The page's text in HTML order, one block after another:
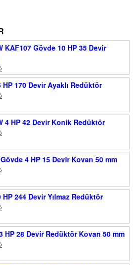
KAF107 Gövde 10 HP 35 Devir
170 Devir Ayaklı Redüktör
4 HP 42 Devir Konik Redüktör
Gövde 4 HP 15 Devir Kovan 50 mm
244 Devir Yılmaz Redüktör
HP 28 Devir Redüktör Kovan 50 mm